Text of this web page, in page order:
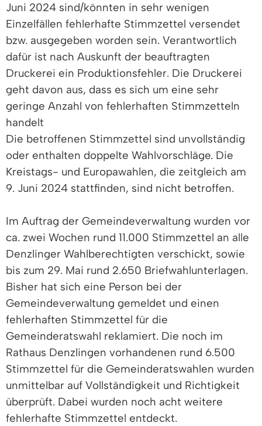
Juni 2024 sind/könnten in sehr wenigen
Einzelfällen fehlerhafte Stimmzettel versendet
bzw. ausgegeben worden sein. Verantwortlich
dafür ist nach Auskunft der beauftragten
Druckerei ein Produktionsfehler. Die Druckerei
geht davon aus, dass es sich um eine sehr
geringe Anzahl von fehlerhaften Stimmzetteln
handelt
Die betroffenen Stimmzettel sind unvollständig
oder enthalten doppelte Wahlvorschläge. Die
Kreistags- und Europawahlen, die zeitgleich am
9. Juni 2024 stattfinden, sind nicht betroffen.
Im Auftrag der Gemeindeverwaltung wurden vor
ca. zwei Wochen rund 11.000 Stimmzettel an alle
Denzlinger Wahlberechtigten verschickt, sowie
bis zum 29. Mai rund 2.650 Briefwahlunterlagen.
Bisher hat sich eine Person bei der
Gemeindeverwaltung gemeldet und einen
fehlerhaften Stimmzettel für die
Gemeinderatswahl reklamiert. Die noch im
Rathaus Denzlingen vorhandenen rund 6.500
Stimmzettel für die Gemeinderatswahlen wurden
unmittelbar auf Vollständigkeit und Richtigkeit
überprüft. Dabei wurden noch acht weitere
fehlerhafte Stimmzettel entdeckt.